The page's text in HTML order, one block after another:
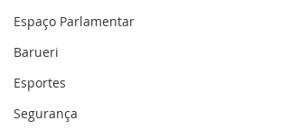
Espaço Parlamentar
Barueri
Esportes
Segurança